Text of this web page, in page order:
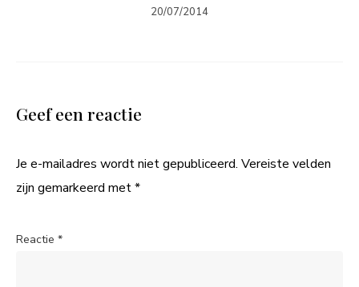
20/07/2014
Geef een reactie
Je e-mailadres wordt niet gepubliceerd. Vereiste velden
zijn gemarkeerd met*
Reactie *